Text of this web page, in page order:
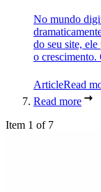
No mundo
do seu site,
o
ArticleRead
Read more
Item 1 of 7